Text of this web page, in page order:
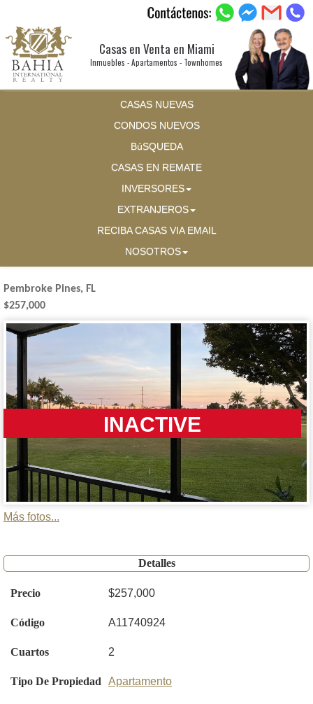
Casas en Venta en Miami
Inmuebles - Apartamentos - Townhomes
CASAS NUEVAS
CONDOS NUEVOS
BúSQUEDA
CASAS EN REMATE
INVERSORES
EXTRANJEROS
RECIBA CASAS VIA EMAIL
NOSOTROS
Pembroke Pines, FL
$257,000
INACTIVE
Más fotos...
Detalles
Precio $257,000
Código A11740924
Cuartos 2
Tipo De Propiedad Apartamento